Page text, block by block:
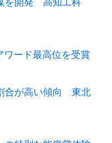
ワード最高位を受賞
合が高い傾向 東北